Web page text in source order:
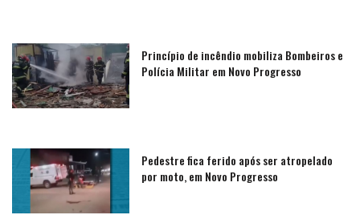
Princípio de incêndio mobiliza Bombeiros e
Polícia Militar em Novo Progresso
Pedestre fica ferido após ser atropelado
por moto, em Novo Progresso